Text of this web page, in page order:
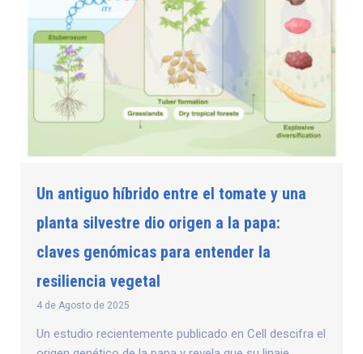
Un antiguo híbrido entre el tomate y una
planta silvestre dio origen a la papa:
claves genómicas para entender la
resiliencia vegetal
4 de Agosto de 2025
Un estudio recientemente publicado en Cell descifra el